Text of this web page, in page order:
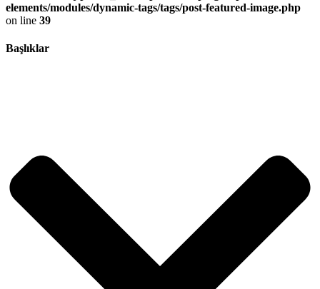
elements/modules/dynamic-tags/tags/post-featured-image.php
on line 39
Başlıklar